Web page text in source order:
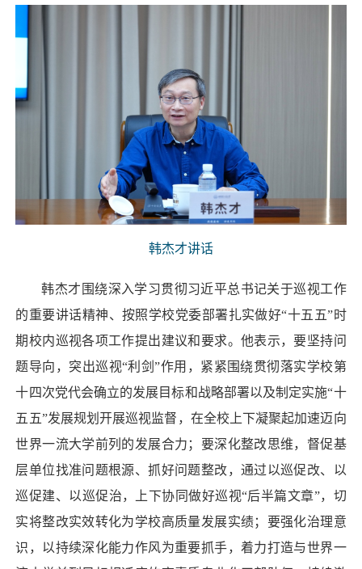
韩杰才讲话
韩杰才围绕深入学习贯彻习近平总书记关于巡视工作
的重要讲话精神、按照学校党委部署扎实做好“十五五”时
期校内巡视各项工作提出建议和要求。他表示，要坚持问
题导向，突出巡视“利剑”作用，紧紧围绕贯彻落实学校第
十四次党代会确立的发展目标和战略部署以及制定实施“十
五五”发展规划开展巡视监督，在全校上下凝聚起加速迈向
世界一流大学前列的发展合力；要深化整改思维，督促基
层单位找准问题根源、抓好问题整改，通过以巡促改、以
巡促建、以巡促治，上下协同做好巡视“后半篇文章”，切
实将整改实效转化为学校高质量发展实绩；要强化治理意
识，以持续深化能力作风为重要抓手，着力打造与世界一